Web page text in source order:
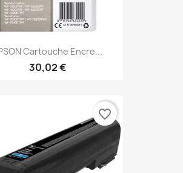
Cartouche Encre...
30,02 €
favorite_border